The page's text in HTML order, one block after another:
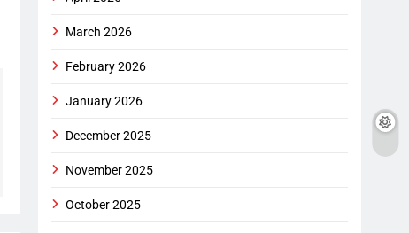
March 2026
February 2026
January 2026
December 2025
November 2025
October 2025